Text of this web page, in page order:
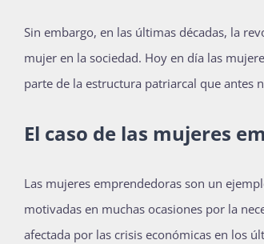
Sin embargo, en las últimas décadas, la
mujer en la sociedad. Hoy en día las
parte de la estructura patriarcal que antes
El caso de las mujeres
Las mujeres emprendedoras son un
motivadas en muchas ocasiones por la
afectada por las crisis económicas en los